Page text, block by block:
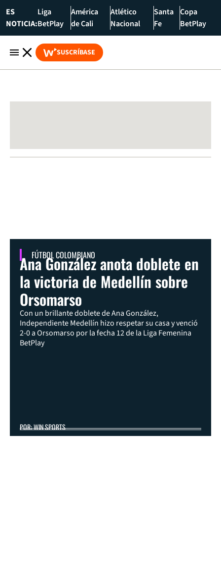
ES
NOTICIA:
Liga
BetPlay
América
de Cali
Atlético
Nacional
Santa
Fe
Copa
BetPlay
SUSCRÍBASE
FÚTBOL COLOMBIANO
Ana González anota doblete en
la victoria de Medellín sobre
Orsomarso
Con un brillante doblete de Ana González,
Independiente Medellín hizo respetar su casa y venció
2-0 a Orsomarso por la fecha 12 de la Liga Femenina
BetPlay
POR: WIN SPORTS